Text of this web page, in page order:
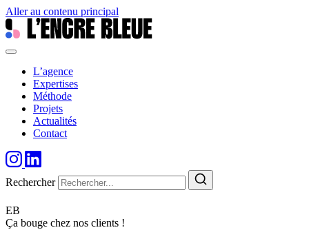
Aller au contenu principal
L’agence
Expertises
Méthode
Projets
Actualités
Contact
Rechercher
EB
Ça bouge chez nos clients !